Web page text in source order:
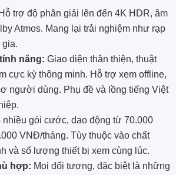
Hỗ trợ độ phân giải lên đến 4K HDR, âm
Atmos. Mang lại trải nghiệm như rạp
gia.
năng: Giao diện thân thiện, thuật
cực kỳ thông minh. Hỗ trợ xem offline,
người dùng. Phụ đề và lồng tiếng Việt
nhiều gói cước, dao động từ 70.000
VNĐ/tháng. Tùy thuộc vào chất
và số lượng thiết bị xem cùng lúc.
hợp: Mọi đối tượng, đặc biệt là những